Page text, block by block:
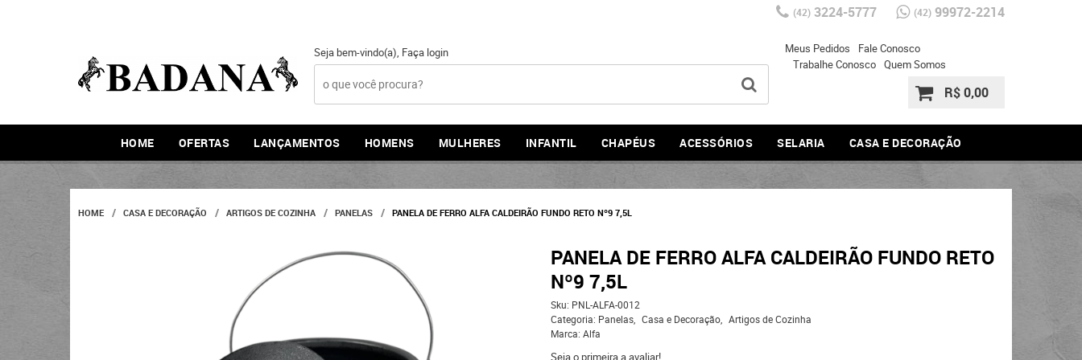
(42)3224-5777 (42)99972-2214
Seja bem-vindo(a), Faça login Meus Pedidos
Fale Conosco
Trabalhe Conosco Quem Somos
R$ 0,00
HOME OFERTAS LANÇAMENTOS HOMENS MULHERES INFANTIL CHAPÉUS ACESSÓRIOS SELARIA CASA E DECORAÇÃO
HOME CASA E DECORAÇÃO ARTIGOS DE COZINHA PANELAS PANELA DE FERRO ALFA CALDEIRÃO FUNDO RETO Nº9 7,5L
PANELA DE FERRO ALFA CALDEIRÃO FUNDO RETO
Nº9 7,5L
Sku: PNL-ALFA-0012
Categoria: Panelas Casa e Decoração
Artigos de Cozinha
Marca: Alfa
Seja o primeira a avaliar!